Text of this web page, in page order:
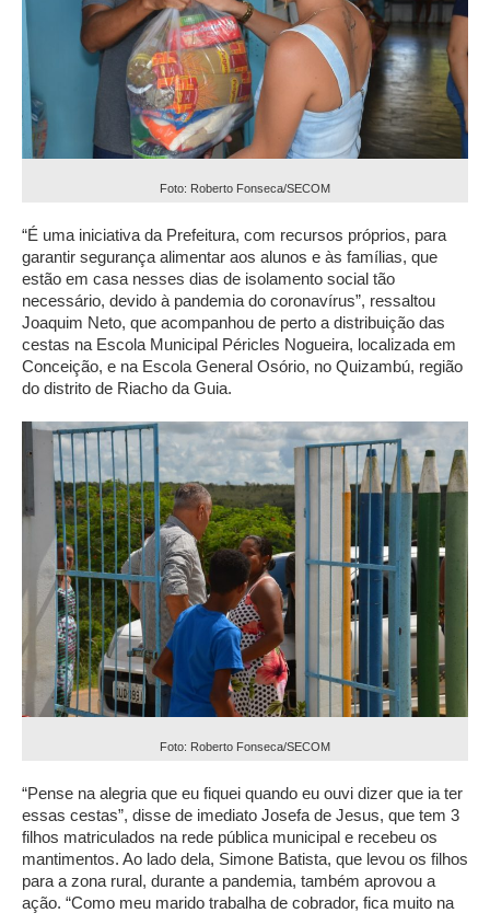
Foto: Roberto Fonseca/SECOM
“É uma iniciativa da Prefeitura, com recursos próprios, para
garantir segurança alimentar aos alunos e às famílias, que
estão em casa nesses dias de isolamento social tão
necessário, devido à pandemia do coronavírus”, ressaltou
Joaquim Neto, que acompanhou de perto a distribuição das
cestas na Escola Municipal Péricles Nogueira, localizada em
Conceição, e na Escola General Osório, no Quizambú, região
do distrito de Riacho da Guia.
Foto: Roberto Fonseca/SECOM
“Pense na alegria que eu fiquei quando eu ouvi dizer que ia ter
essas cestas”, disse de imediato Josefa de Jesus, que tem 3
filhos matriculados na rede pública municipal e recebeu os
mantimentos. Ao lado dela, Simone Batista, que levou os filhos
para a zona rural, durante a pandemia, também aprovou a
ação. “Como meu marido trabalha de cobrador, fica muito na